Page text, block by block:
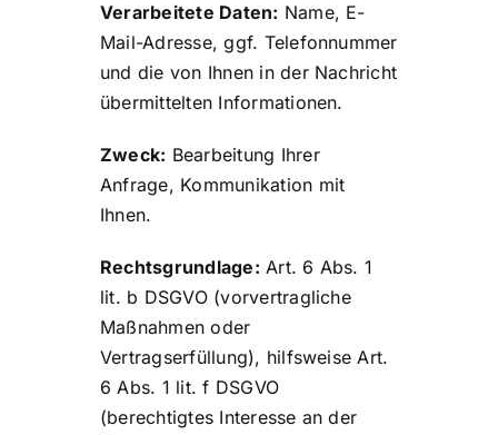
Verarbeitete Daten: Name, E-
Mail-Adresse, ggf. Telefonnummer
und die von Ihnen in der Nachricht
übermittelten Informationen.
Zweck: Bearbeitung Ihrer
Anfrage, Kommunikation mit
Ihnen.
Rechtsgrundlage: Art. 6 Abs. 1
lit. b DSGVO (vorvertragliche
Maßnahmen oder
Vertragserfüllung), hilfsweise Art.
6 Abs. 1 lit. f DSGVO
(berechtigtes Interesse an der